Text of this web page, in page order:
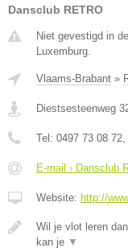
Dansclub RETRO
Niet gevestigd in
Luxemburg.
Vlaams-Brabant »
Diestsesteenweg
Tel: 0497 73 08 72
E-mail › Dansclub
Website: http://
Wil je vlot leren
kan je ▼